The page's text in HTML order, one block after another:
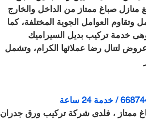
صباغ ممتاز من الداخل والخارج
وتقاوم العوامل الجوية المختلفة، كما
خدمة تركيب بديل السيراميك
لتنال رضا عملائها الكرام، وتشمل
ممتاز ، فلدى شركة تركيب ورق جدران